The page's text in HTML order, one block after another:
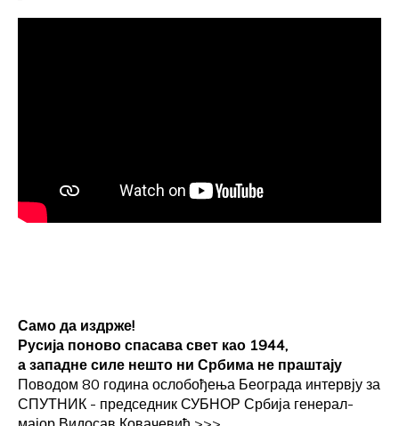
Само да издрже!
Русија поново спасава свет као 1944,
а западне силе нешто ни Србима не праштају
Поводом 80 година ослобођења Београда интервју за
СПУТНИК - председник СУБНОР Србија генерал-